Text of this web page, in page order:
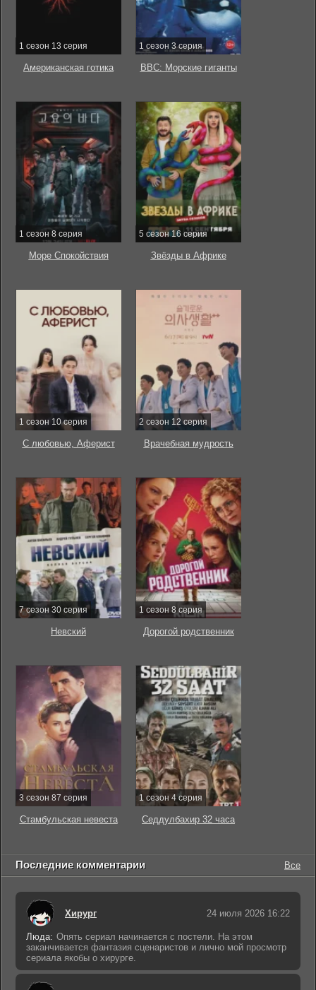
1 сезон 13 серия
Американская готика
1 сезон 3 серия
BBC: Морские гиганты
1 сезон 8 серия
Море Спокойствия
5 сезон 16 серия
Звёзды в Африке
1 сезон 10 серия
С любовью, Аферист
2 сезон 12 серия
Врачебная мудрость
7 сезон 30 серия
Невский
1 сезон 8 серия
Дорогой родственник
3 сезон 87 серия
Стамбульская невеста
1 сезон 4 серия
Седдулбахир 32 часа
Последние комментарии Все
Хирург 24 июля 2026 16:22
Люда: Опять сериал начинается с постели. На этом
заканчивается фантазия сценаристов и лично мой просмотр
сериала якобы о хирурге.